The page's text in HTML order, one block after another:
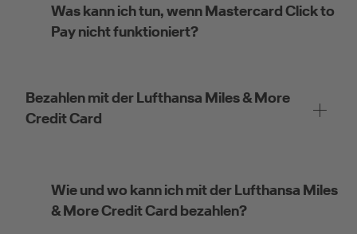
Was kann ich tun, wenn Mastercard Click to
Pay nicht funktioniert?
Bezahlen mit der Lufthansa Miles & More
Credit Card
Wie und wo kann ich mit der Lufthansa Miles
& More Credit Card bezahlen?